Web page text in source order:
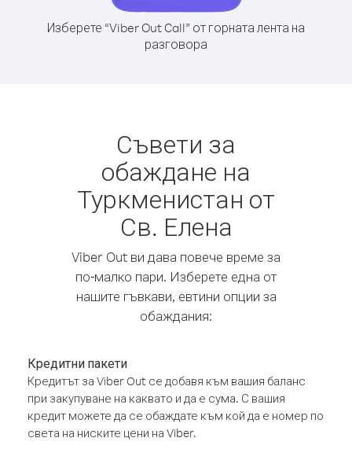
Изберете “Viber Out Call” от горната лента на
разговора
Съвети за
обаждане на
Туркменистан от
Св. Елена
Viber Out ви дава повече време за
по-малко пари. Изберете една от
нашите гъвкави, евтини опции за
обаждания:
Кредитни пакети
Кредитът за Viber Out се добавя към вашия баланс
при закупуване на каквато и да е сума. С вашия
кредит можете да се обаждате към кой да е номер по
света на ниските цени на Viber.